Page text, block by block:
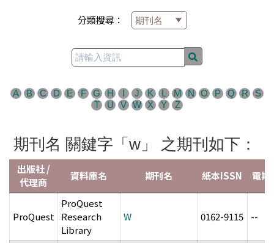
分類搜尋：
A B C D E F G H I J K L M N O P Q R
S
T
U V W X Y Z
期刊名 關鍵字「w」 之期刊如下：
出版社 /
代理商
資料庫名 期刊名 紙本ISSN 電期
ProQuest
ProQuest
Research
Library
W 0162-9115 --